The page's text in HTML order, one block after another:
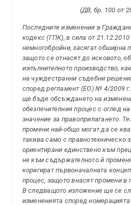
(ДВ, бр. 100 от
Последните изменения в
кодекс (ГПК), в сила от 21.12.2010
немногобройни, засягат обширна
защото се отнасят до исковото,
изпълнителното производство,
на чуждестранни съдебни
според регламент (ЕО) № 4/2009
ще бъде обсъждането на
обезпечителния процес с оглед
значение за правоприлагането.
промени най-общо могат да се
такива само с правнотехническо
ориентирани единствено към
не към съдържателното й
коригират първоначалната
процес, защото внасят промени в
В следващото изложение ще се
измененията според номерацията